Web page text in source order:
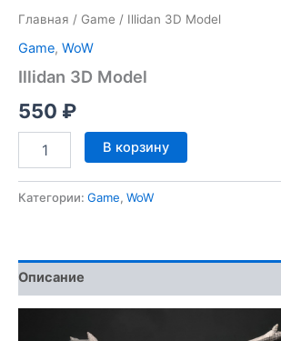
Главная / Game / Illidan 3D Model
Game, WoW
Illidan 3D Model
550 ₽
Количество
товара
3D
В корзину
Категории: Game, WoW
Описание